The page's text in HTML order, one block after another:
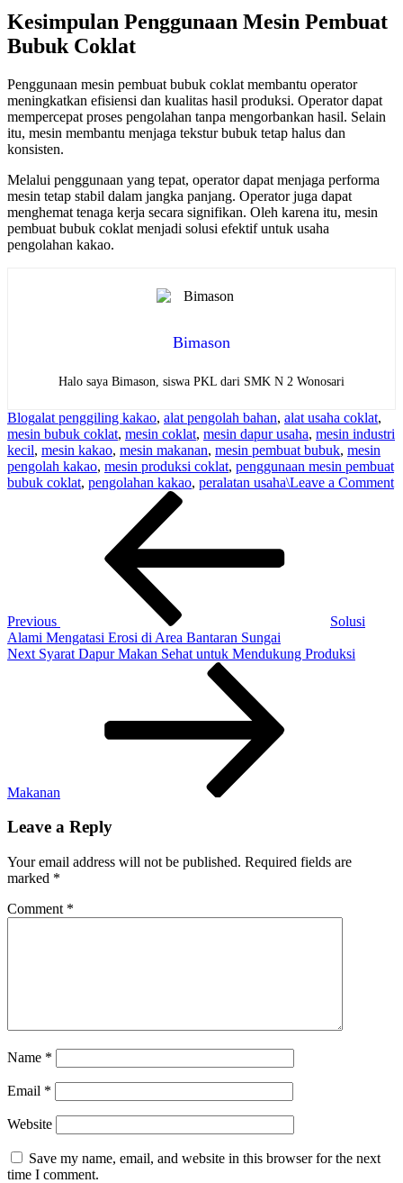
Kesimpulan Penggunaan Mesin Pembuat
Bubuk Coklat
Penggunaan mesin pembuat bubuk coklat membantu operator
meningkatkan efisiensi dan kualitas hasil produksi. Operator dapat
mempercepat proses pengolahan tanpa mengorbankan hasil. Selain
itu, mesin membantu menjaga tekstur bubuk tetap halus dan
konsisten.
Melalui penggunaan yang tepat, operator dapat menjaga performa
mesin tetap stabil dalam jangka panjang. Operator juga dapat
menghemat tenaga kerja secara signifikan. Oleh karena itu, mesin
pembuat bubuk coklat menjadi solusi efektif untuk usaha
pengolahan kakao.
Bimason
Halo saya Bimason, siswa PKL dari SMK N 2 Wonosari
Blogalat penggiling kakao, alat pengolah bahan, alat usaha coklat,
mesin bubuk coklat, mesin coklat, mesin dapur usaha, mesin industri
kecil, mesin kakao, mesin makanan, mesin pembuat bubuk, mesin
pengolah kakao, mesin produksi coklat, penggunaan mesin pembuat
bubuk coklat, pengolahan kakao, peralatan usaha\Leave a Comment
Previous
Solusi
Alami Mengatasi Erosi di Area Bantaran Sungai
Next
Next Syarat Dapur Makan Sehat untuk Mendukung Produksi
Makanan
Leave a Reply
Your email address will not be published. Required fields are
marked *
Comment *
Name *
Email *
Website
Save my name, email, and website in this browser for the next
time I comment.